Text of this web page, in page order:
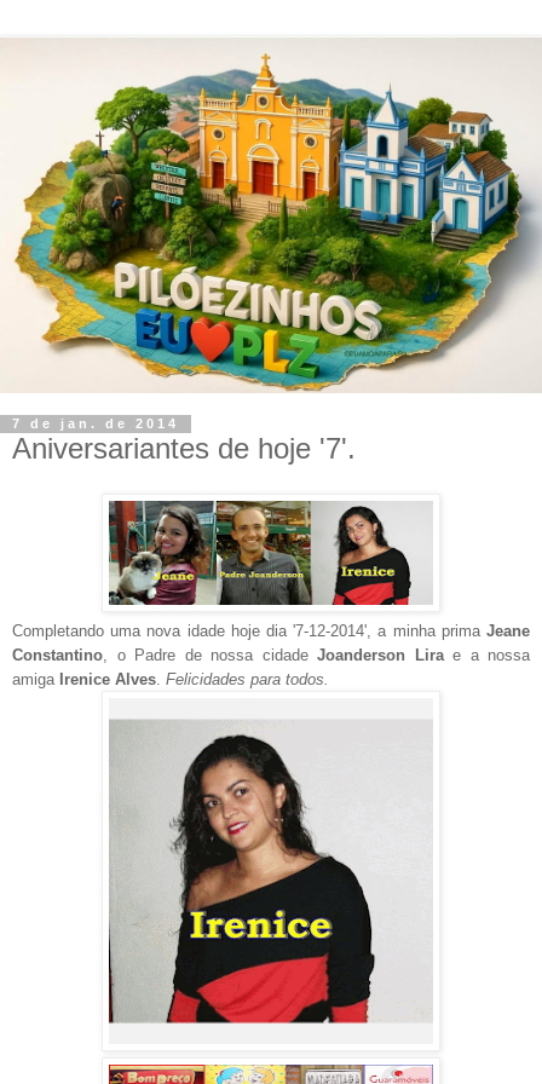
7 de jan. de 2014
Aniversariantes de hoje '7'.
Completando uma nova idade hoje dia '7-12-2014', a minha prima Jeane
Constantino, o Padre de nossa cidade Joanderson Lirae a nossa
amiga Irenice Alves. Felicidades para todos.